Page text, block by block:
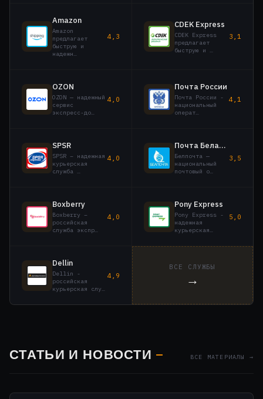
Amazon
Amazon
предлагает
быструю и
надежн…
4,3
CDEK Express
CDEK Express
предлагает
быструю и …
3,1
OZON
OZON — надежный
сервис
экспресс-до…
4,0
Почта России
Почта России -
национальный
операт…
4,1
SPSR
SPSR – надежная
курьерская
служба …
4,0
Почта Беларуси
Белпочта —
национальный
почтовый о…
3,5
Boxberry
Boxberry –
российская
служба экспр…
4,0
Pony Express
Pony Express -
надежная
курьерская…
5,0
Dellin
Dellin -
российская
курьерская слу…
4,9
ВСЕ СЛУЖБЫ
→
СТАТЬИ И НОВОСТИ — ВСЕ МАТЕРИАЛЫ →